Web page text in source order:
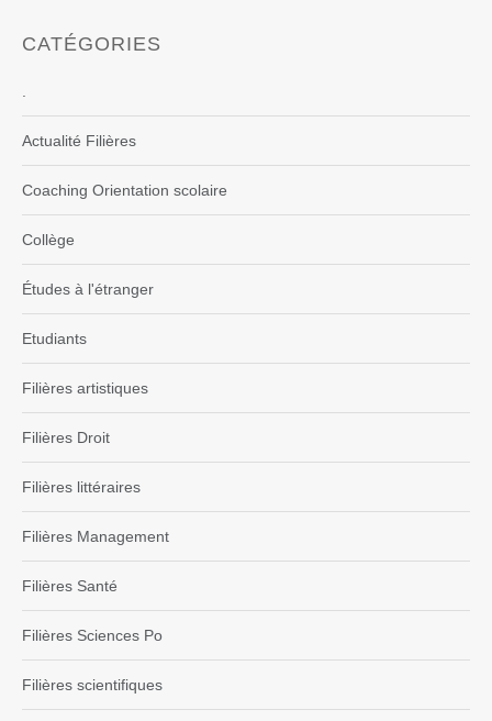
CATÉGORIES
Actualité Filières
Coaching Orientation scolaire
Collège
Études à l'étranger
Etudiants
Filières artistiques
Filières Droit
Filières littéraires
Filières Management
Filières Santé
Filières Sciences Po
Filières scientifiques